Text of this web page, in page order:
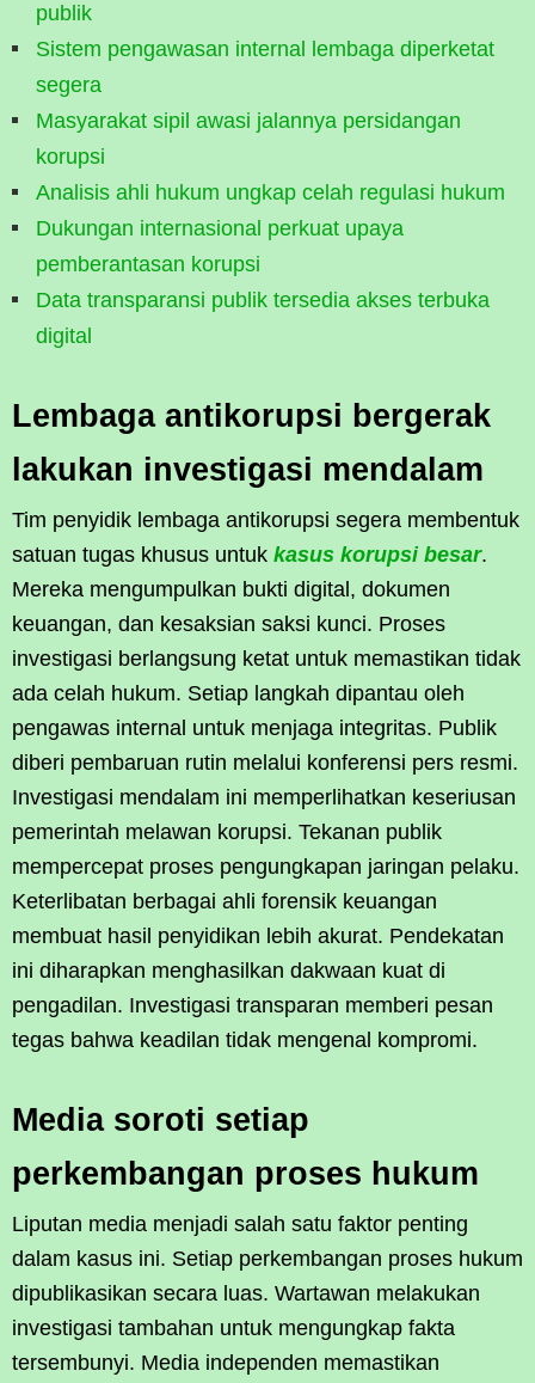
publik
Sistem pengawasan internal lembaga diperketat
segera
Masyarakat sipil awasi jalannya persidangan
korupsi
Analisis ahli hukum ungkap celah regulasi hukum
Dukungan internasional perkuat upaya
pemberantasan korupsi
Data transparansi publik tersedia akses terbuka
digital
Lembaga antikorupsi bergerak
lakukan investigasi mendalam
Tim penyidik lembaga antikorupsi segera membentuk
satuan tugas khusus untuk kasus korupsi besar.
Mereka mengumpulkan bukti digital, dokumen
keuangan, dan kesaksian saksi kunci. Proses
investigasi berlangsung ketat untuk memastikan tidak
ada celah hukum. Setiap langkah dipantau oleh
pengawas internal untuk menjaga integritas. Publik
diberi pembaruan rutin melalui konferensi pers resmi.
Investigasi mendalam ini memperlihatkan keseriusan
pemerintah melawan korupsi. Tekanan publik
mempercepat proses pengungkapan jaringan pelaku.
Keterlibatan berbagai ahli forensik keuangan
membuat hasil penyidikan lebih akurat. Pendekatan
ini diharapkan menghasilkan dakwaan kuat di
pengadilan. Investigasi transparan memberi pesan
tegas bahwa keadilan tidak mengenal kompromi.
Media soroti setiap
perkembangan proses hukum
Liputan media menjadi salah satu faktor penting
dalam kasus ini. Setiap perkembangan proses hukum
dipublikasikan secara luas. Wartawan melakukan
investigasi tambahan untuk mengungkap fakta
tersembunyi. Media independen memastikan